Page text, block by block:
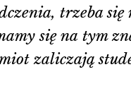
trzeba
się na tym
zaliczają